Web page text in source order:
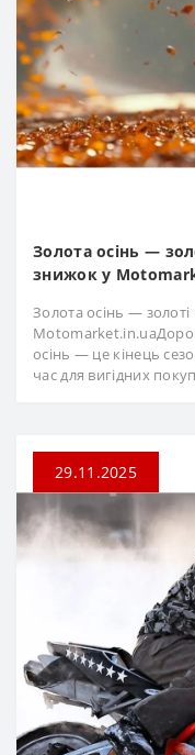
Золота осінь —
знижок у
Золота осінь —
осінь — це кінець
час для вигідних
29.11.2025